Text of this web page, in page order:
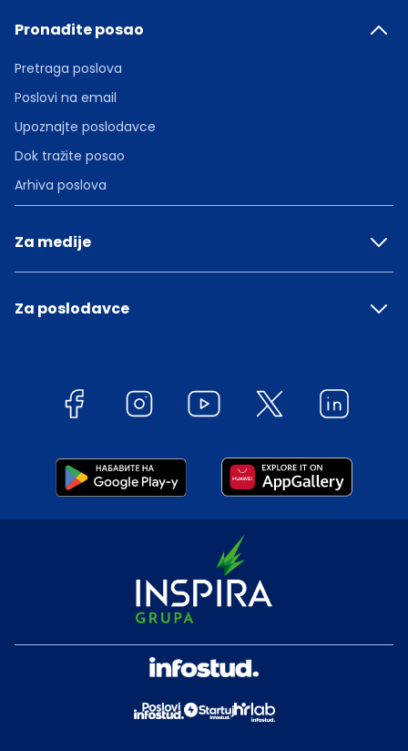
Pronađite posao
Pretraga poslova
Poslovi na email
Upoznajte poslodavce
Dok tražite posao
Arhiva poslova
Za medije
Za poslodavce